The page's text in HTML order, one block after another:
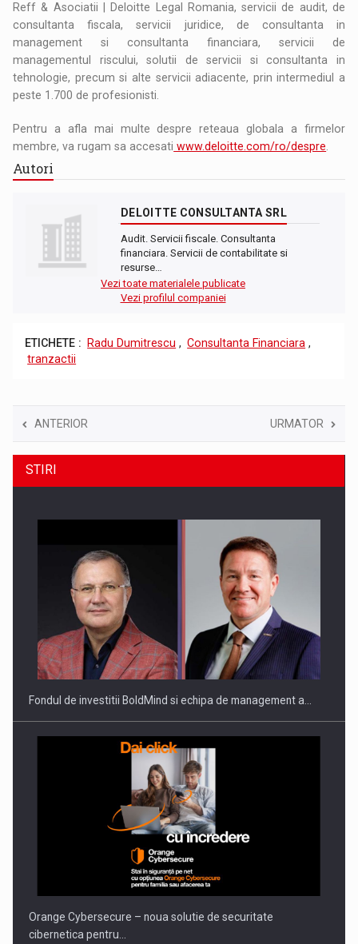
Reff & Asociatii | Deloitte Legal Romania, servicii de audit, de
consultanta fiscala, servicii juridice, de consultanta in
management si consultanta financiara, servicii de
managementul riscului, solutii de servicii si consultanta in
tehnologie, precum si alte servicii adiacente, prin intermediul a
peste 1.700 de profesionisti.
Pentru a afla mai multe despre reteaua globala a firmelor
membre, va rugam sa accesati www.deloitte.com/ro/despre.
Autori
DELOITTE CONSULTANTA SRL
Audit. Servicii fiscale. Consultanta
financiara. Servicii de contabilitate si
resurse…
Vezi toate materialele publicate
Vezi profilul companiei
ETICHETE : Radu Dumitrescu , Consultanta Financiara ,
tranzactii
ANTERIOR URMATOR
STIRI
Fondul de investitii BoldMind si echipa de management a…
Orange Cybersecure – noua solutie de securitate
cibernetica pentru…